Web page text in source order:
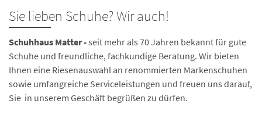
Sie lieben Schuhe? Wir auch!
Schuhhaus Matter -seit mehr als 70 Jahren bekannt für gute
Schuhe und freundliche, fachkundige Beratung. Wir bieten
Ihnen eine Riesenauswahl an renommierten Markenschuhen
sowie umfangreiche Serviceleistungen und freuen uns darauf,
Sie in unserem Geschäft begrüßen zu dürfen.